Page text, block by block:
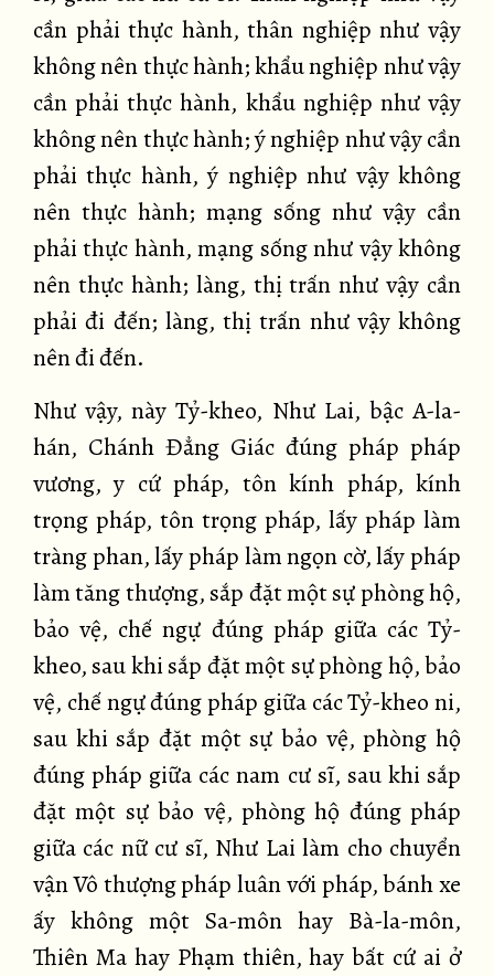
cần phải thực hành, thân nghiệp như vậy
không nên thực hành; khẩu nghiệp như vậy
cần phải thực hành, khẩu nghiệp như vậy
không nên thực hành; ý nghiệp như vậy cần
phải thực hành, ý nghiệp như vậy không
nên thực hành; mạng sống như vậy cần
phải thực hành, mạng sống như vậy không
nên thực hành; làng, thị trấn như vậy cần
phải đi đến; làng, thị trấn như vậy không
nên đi đến.
Như vậy, này Tỷ-kheo, Như Lai, bậc A-la-
hán, Chánh Đẳng Giác đúng pháp pháp
vương, y cứ pháp, tôn kính pháp, kính
trọng pháp, tôn trọng pháp, lấy pháp làm
tràng phan, lấy pháp làm ngọn cờ, lấy pháp
làm tăng thượng, sắp đặt một sự phòng hộ,
bảo vệ, chế ngự đúng pháp giữa các Tỷ-
kheo, sau khi sắp đặt một sự phòng hộ, bảo
vệ, chế ngự đúng pháp giữa các Tỷ-kheo ni,
sau khi sắp đặt một sự bảo vệ, phòng hộ
đúng pháp giữa các nam cư sĩ, sau khi sắp
đặt một sự bảo vệ, phòng hộ đúng pháp
giữa các nữ cư sĩ, Như Lai làm cho chuyển
vận Vô thượng pháp luân với pháp, bánh xe
ấy không một Sa-môn hay Bà-la-môn,
Thiên Ma hay Phạm thiên, hay bất cứ ai ở